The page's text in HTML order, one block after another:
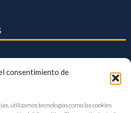
consentimiento de
utilizamos tecnologías como las cookies